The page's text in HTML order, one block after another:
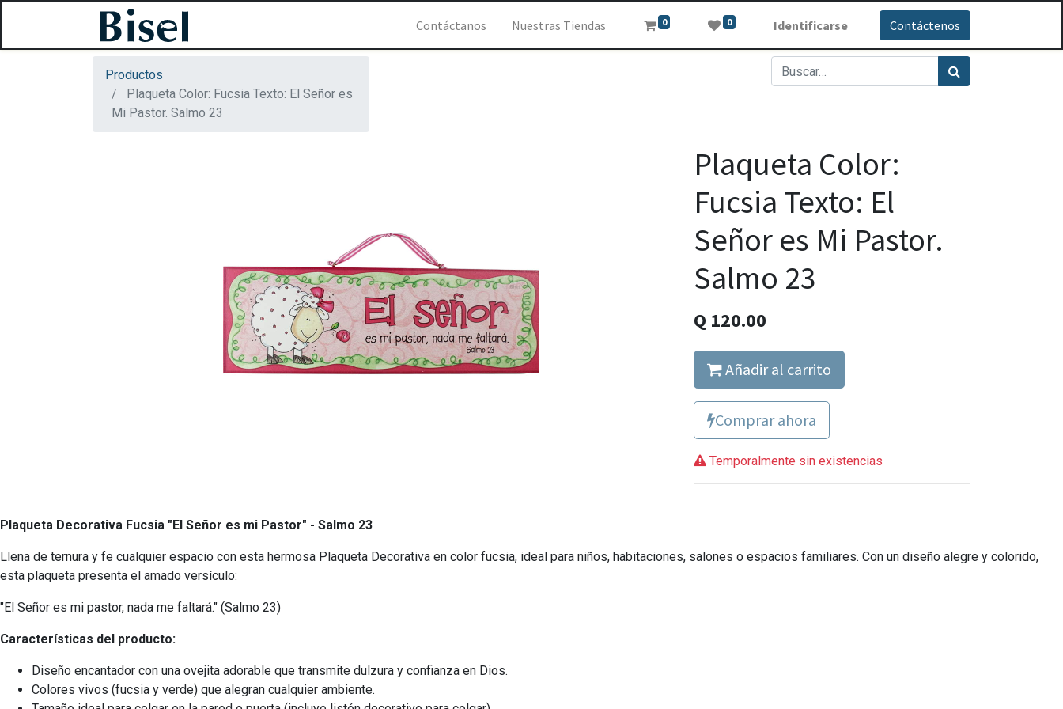
Contáctanos Nuestras Tiendas 0 0 Identificarse Contáctenos
Productos
Plaqueta Color: Fucsia Texto: El Señor es
Mi Pastor. Salmo 23
Plaqueta Color:
Fucsia Texto: El
Señor es Mi Pastor.
Salmo 23
Q 120.00
Añadir al carrito
Comprar ahora
Temporalmente sin existencias
Plaqueta Decorativa Fucsia "El Señor es mi Pastor" - Salmo 23
Llena de ternura y fe cualquier espacio con esta hermosa Plaqueta Decorativa en color fucsia, ideal para niños, habitaciones, salones o espacios familiares. Con un diseño alegre y colorido,
esta plaqueta presenta el amado versículo:
"El Señor es mi pastor, nada me faltará." (Salmo 23)
Características del producto:
Diseño encantador con una ovejita adorable que transmite dulzura y confianza en Dios.
Colores vivos (fucsia y verde) que alegran cualquier ambiente.